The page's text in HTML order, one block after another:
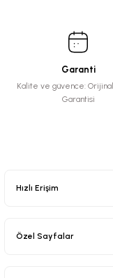
Garanti
Kalite ve güvence:
Garantisi
Hızlı Erişim
Özel Sayfalar